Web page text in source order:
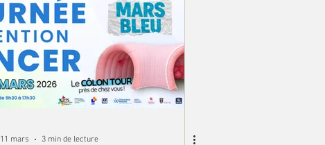
11 mars 3 min de lecture